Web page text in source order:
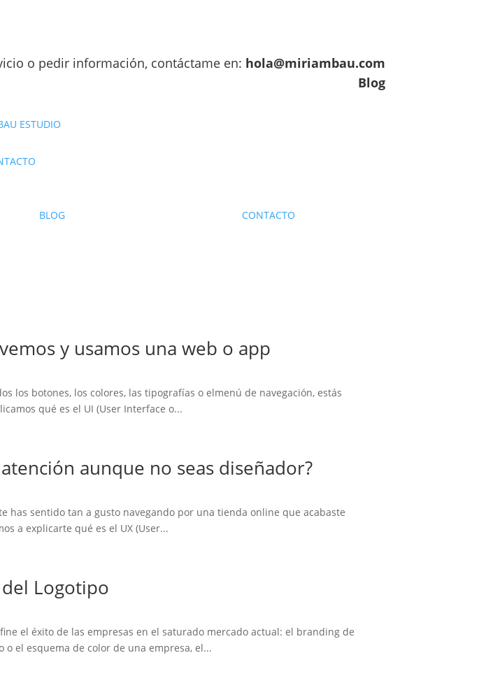
o pedir información, contáctame en: hola@miriambau.com
Blog
ESTUDIO
BLOG CONTACTO
y usamos una web o app
los botones, los colores, las tipografías o elmenú de navegación, estás
qué es el UI (User Interface o...
aunque no seas diseñador?
has sentido tan a gusto navegando por una tienda online que acabaste
a explicarte qué es el UX (User...
Logotipo
el éxito de las empresas en el saturado mercado actual: el branding de
el esquema de color de una empresa, el...